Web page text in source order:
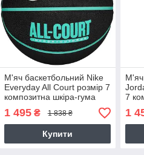
М'яч баскетбольний Nike
Everyday All Court розмір 7
композитна шкіра-гума
(N.100.4369.050.07)
1 495₴ 1 838 ₴
Купити
М'яч
7
1